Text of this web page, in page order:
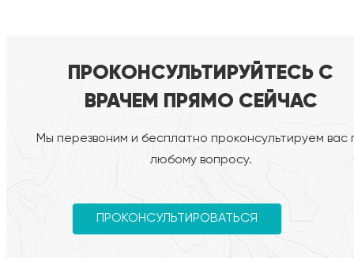
ПРОКОНСУЛЬТИРУЙТЕСЬ С
ВРАЧЕМ ПРЯМО СЕЙЧАС
Мы перезвоним и бесплатно проконсультируем вас
любому вопросу.
ПРОКОНСУЛЬТИРОВАТЬСЯ